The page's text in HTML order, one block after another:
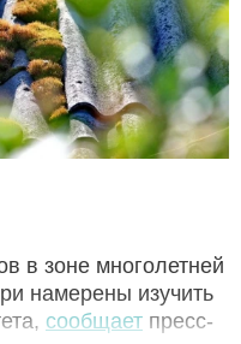
в зоне многолетней
намерены изучить
сообщает пресс-